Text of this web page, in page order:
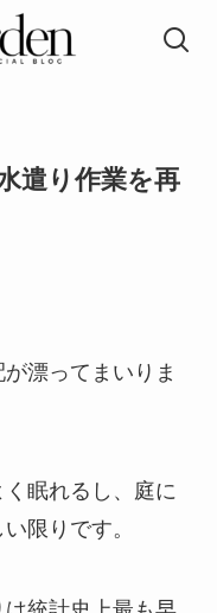
遣り作業を再
漂ってまいりま
眠れるし、庭に
限りです。